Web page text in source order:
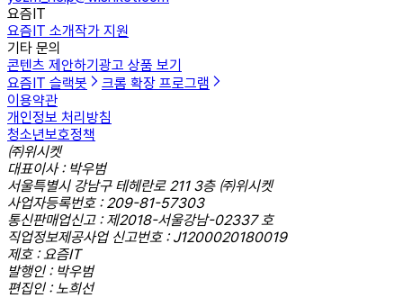
요즘IT
요즘IT 소개작가 지원
기타 문의
콘텐츠 제안하기 광고 상품 보기
요즘IT 슬랙봇
크롬 확장 프로그램
이용약관
개인정보 처리방침
청소년보호정책
㈜위시켓
대표이사 : 박우범
서울특별시 강남구 테헤란로 211 3층 ㈜위시켓
사업자등록번호 : 209-81-57303
통신판매업신고 : 제2018-서울강남-02337 호
직업정보제공사업 신고번호 : J1200020180019
제호 : 요즘IT
발행인 : 박우범
편집인 : 노희선